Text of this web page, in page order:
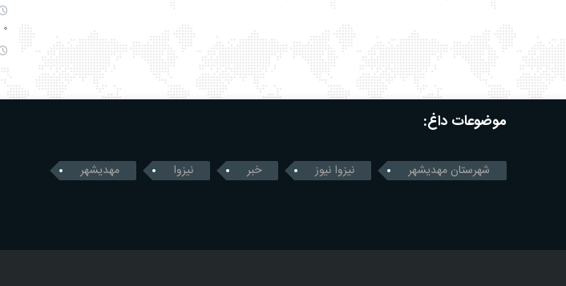
موضوعات داغ:
شهرستان مهدیشهر نیزوا نیوز خبر نیزوا مهدیشهر